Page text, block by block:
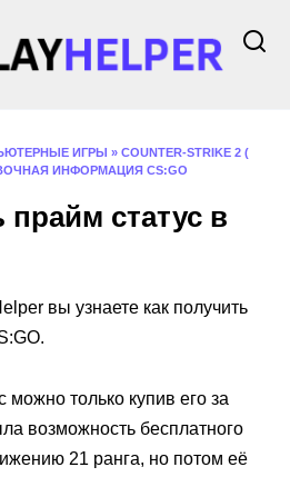
ИГРЫ » COUNTER-STRIKE 2 (
ИНФОРМАЦИЯ CS:GO
прайм статус в
вы узнаете как получить
можно только купив его за
возможность бесплатного
21 ранга, но потом её